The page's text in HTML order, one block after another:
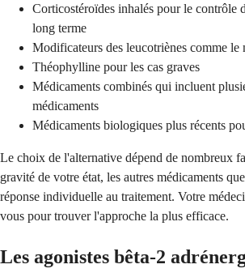
Corticostéroïdes inhalés pour le contrôle
long terme
Modificateurs des leucotriènes comme
Théophylline pour les cas graves
Médicaments combinés qui incluent
médicaments
Médicaments biologiques plus récents
Le choix de l'alternative dépend de nombreux
gravité de votre état, les autres médicaments
réponse individuelle au traitement. Votre
vous pour trouver l'approche la plus efficace.
Les agonistes bêta-2